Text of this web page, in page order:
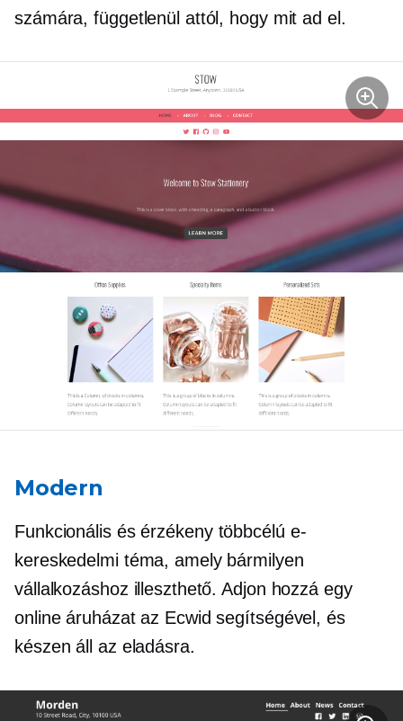
számára, függetlenül attól, hogy mit ad el.
Modern
Funkcionális és érzékeny többcélú e-
kereskedelmi téma, amely bármilyen
vállalkozáshoz illeszthető. Adjon hozzá egy
online áruházat az Ecwid segítségével, és
készen áll az eladásra.